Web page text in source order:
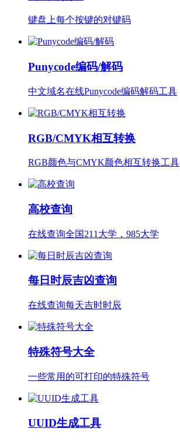
键盘上每个按键的对键码
Punycode编码/解码
中文域名在线Punycode编码解码工具
RGB/CMYK相互转换
RGB颜色与CMYK颜色相互转换工具
高校查询
在线查询全国211大学，985大学
每日时辰吉凶查询
在线查询每天吉时时辰
特殊符号大全
一些常用的可打印的特殊符号
UUID生成工具